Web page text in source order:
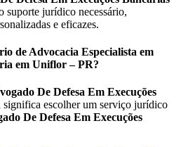
suporte jurídico necessário,
e eficazes.
de Advocacia Especialista em
em Uniflor – PR?
De Defesa Em Execuções
significa escolher um serviço jurídico
De Defesa Em Execuções